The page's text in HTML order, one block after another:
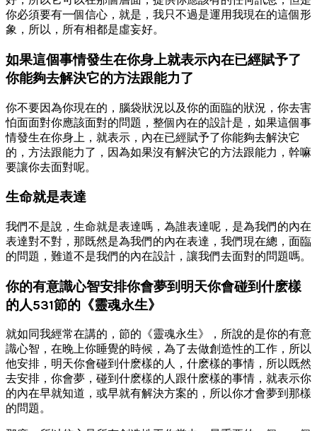
你必須要有一個信心，就是，我只不過是運用我現在的這個形
象，所以，所有相都是虛妄好。
如果這個事情發生在你身上就表示內在已經賦予了
你能夠去解決它的方法跟能力了
你不要因為你現在的，腦袋狀況以及你的面臨的狀況，你去害
怕面面對你應該面對的問題，整個內在的設計是，如果這個事
情發生在你身上，就表示，內在已經賦予了你能夠去解決它
的，方法跟能力了，因為如果沒有解決它的方法跟能力，幹嘛
要讓你去面對呢。
生命就是表達
我們不是說，生命就是表達嗎，為誰表達呢，是為我們的內在
表達對不對，那既然是為我們的內在表達，我們現在總，面臨
的問題，難道不是我們的內在設計，讓我們去面對的問題嗎。
你的有意識心智安排你會夢到明天你會碰到什麽樣
的人531節的《靈魂永生》
就如同我經常在講的，節的《靈魂永生》，所說的是你的有意
識心智，在晚上你睡覺的時候，為了去做創造性的工作，所以
他安排，明天你會碰到什麽樣的人，什麽樣的事情，所以既然
去安排，你會夢，碰到什麽樣的人跟什麽樣的事情，就表示你
的內在早就知道，或早就有解決方案的，所以你才會夢到那樣
的問題。